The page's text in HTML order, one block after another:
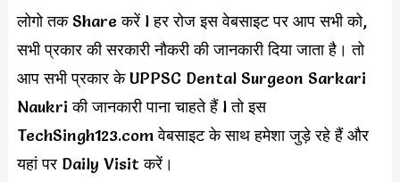
लोगो तक Share करें l हर रोज इस वेबसाइट पर आप सभी को,
सभी प्रकार की सरकारी नौकरी की जानकारी दिया जाता है। तो
आप सभी प्रकार के UPPSC Dental Surgeon Sarkari
Naukri की जानकारी पाना चाहते हैं l तो इस
TechSingh123.com वेबसाइट के साथ हमेशा जुड़े रहे हैं और
यहां पर Daily Visit करें।